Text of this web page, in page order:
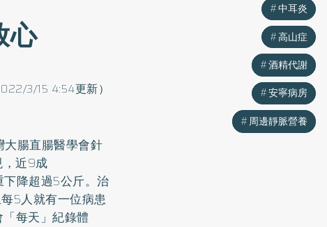
心
3/15 4:54更新）
大腸直腸醫學會針
近9成
下降超過5公斤。治
5人就有一位病患
每天」紀錄體
中耳炎
高山症
酒精代謝
安寧病房
周邊靜脈營養
中耳炎
高山症
酒精代謝
安寧病房
周邊靜脈營養